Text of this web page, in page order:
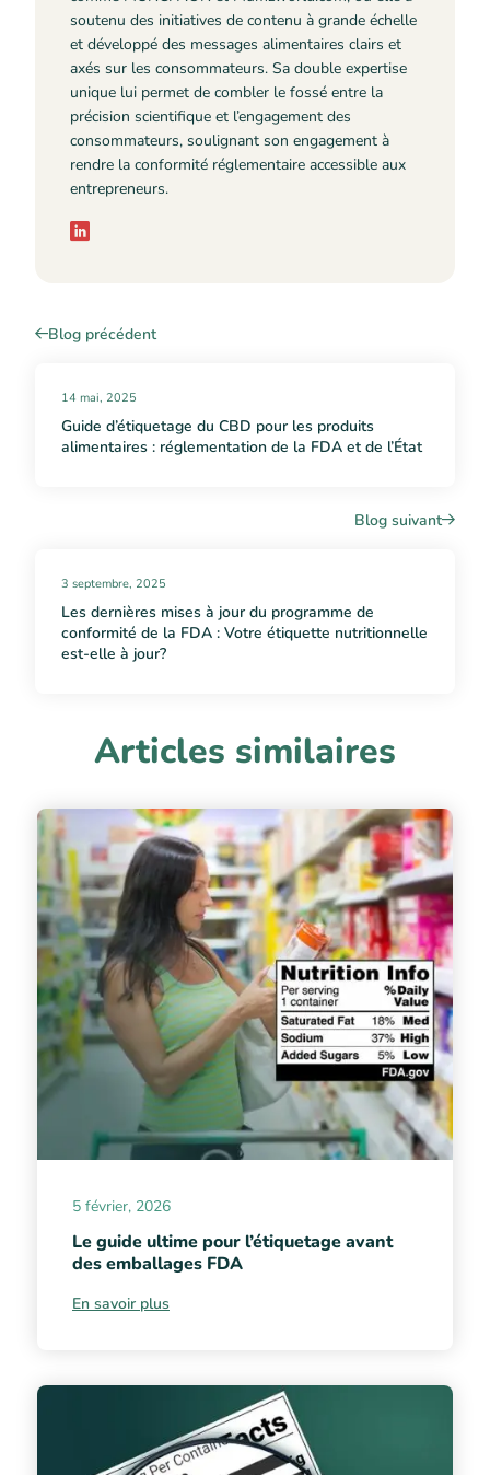
soutenu des initiatives de contenu à grande échelle
et développé des messages alimentaires clairs et
axés sur les consommateurs. Sa double expertise
unique lui permet de combler le fossé entre la
précision scientifique et l’engagement des
consommateurs, soulignant son engagement à
rendre la conformité réglementaire accessible aux
entrepreneurs.
Blog précédent
14 mai, 2025
Guide d’étiquetage du CBD pour les produits
alimentaires : réglementation de la FDA et de l’État
Blog suivant
3 septembre, 2025
Les dernières mises à jour du programme de
conformité de la FDA : Votre étiquette nutritionnelle
est-elle à jour?
Articles similaires
5 février, 2026
Le guide ultime pour l’étiquetage avant
des emballages FDA
En savoir plus